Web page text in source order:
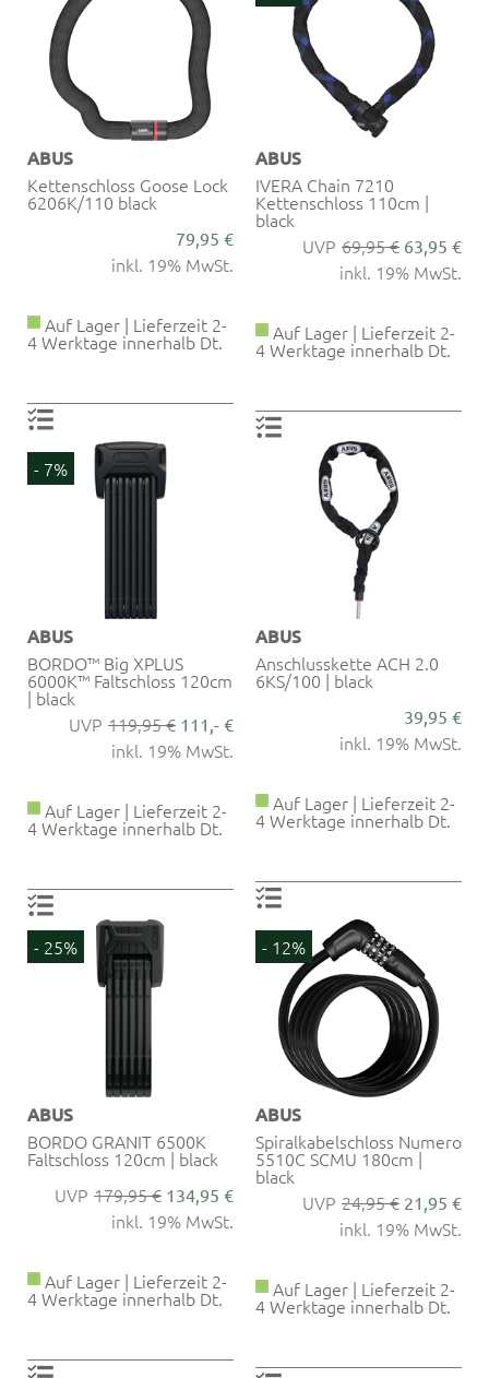
ABUS
Kettenschloss Goose Lock
6206K/110 black
79,95 €
inkl. 19% MwSt.
Auf Lager | Lieferzeit 2-
4 Werktage innerhalb Dt.
ABUS
IVERA Chain 7210
Kettenschloss 110cm |
black
69,95 € 63,95 €
inkl. 19% MwSt.
Auf Lager | Lieferzeit 2-
4 Werktage innerhalb Dt.
- 7%
ABUS
BORDO™ Big XPLUS
6000K™ Faltschloss 120cm
| black
119,95 € 111,- €
inkl. 19% MwSt.
Auf Lager | Lieferzeit 2-
4 Werktage innerhalb Dt.
ABUS
Anschlusskette ACH 2.0
6KS/100 | black
39,95 €
inkl. 19% MwSt.
Auf Lager | Lieferzeit 2-
4 Werktage innerhalb Dt.
- 25%
ABUS
BORDO GRANIT 6500K
Faltschloss 120cm | black
179,95 € 134,95 €
inkl. 19% MwSt.
Auf Lager | Lieferzeit 2-
4 Werktage innerhalb Dt.
- 12%
ABUS
Spiralkabelschloss Numero
5510C SCMU 180cm |
black
24,95 € 21,95 €
inkl. 19% MwSt.
Auf Lager | Lieferzeit 2-
4 Werktage innerhalb Dt.